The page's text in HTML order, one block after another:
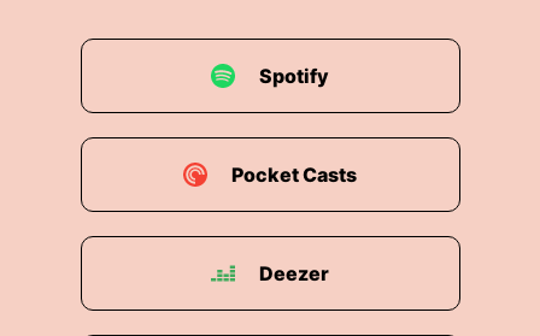
Spotify
Pocket Casts
Deezer